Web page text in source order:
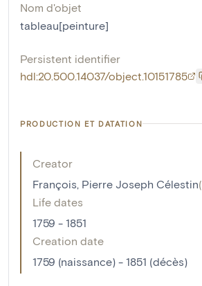
Nom d'objet
tableau[peinture]
Persistent identifier
hdl:20.500.14037/object.10151785
PRODUCTION ET DATATION
Creator
François, Pierre Joseph Célestin(
Life dates
1759 - 1851
Creation date
1759 (naissance) - 1851 (décès)